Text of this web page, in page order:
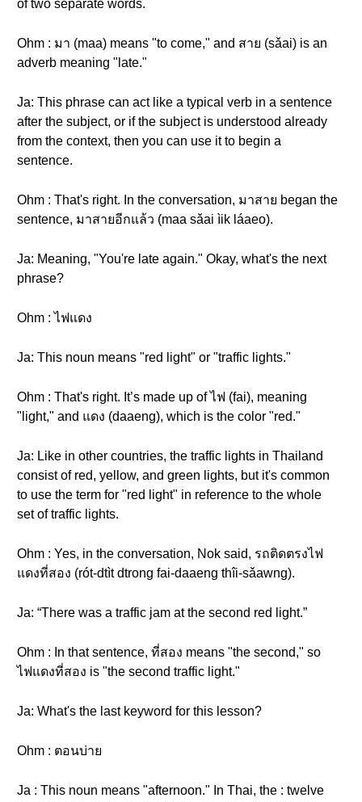
of two separate words.
Ohm : มา (maa) means "to come," and สาย (sǎai) is an
adverb meaning "late."
Ja: This phrase can act like a typical verb in a sentence
after the subject, or if the subject is understood already
from the context, then you can use it to begin a
sentence.
Ohm : That's right. In the conversation, มาสาย began the
sentence, มาสายอีกแล้ว (maa sǎai ìik láaeo).
Ja: Meaning, "You're late again." Okay, what's the next
phrase?
Ohm : ไฟแดง
Ja: This noun means "red light" or "traffic lights."
Ohm : That's right. It’s made up of ไฟ (fai), meaning
"light," and แดง (daaeng), which is the color "red."
Ja: Like in other countries, the traffic lights in Thailand
consist of red, yellow, and green lights, but it's common
to use the term for "red light" in reference to the whole
set of traffic lights.
Ohm : Yes, in the conversation, Nok said, รถติดตรงไฟ
แดงที่สอง (rót-dtìt dtrong fai-daaeng thîi-sǎawng).
Ja: “There was a traffic jam at the second red light.”
Ohm : In that sentence, ที่สอง means "the second," so
ไฟแดงที่สอง is "the second traffic light."
Ja: What's the last keyword for this lesson?
Ohm : ตอนบ่าย
Ja : This noun means "afternoon." In Thai, the : twelve